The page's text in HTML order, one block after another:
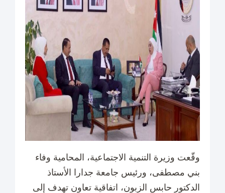
وقّعت وزيرة التنمية الاجتماعية، المحامية وفاء
بني مصطفى، ورئيس جامعة جدارا الأستاذ
الدكتور حابس الزبون، اتفاقية تعاون تهدف إلى